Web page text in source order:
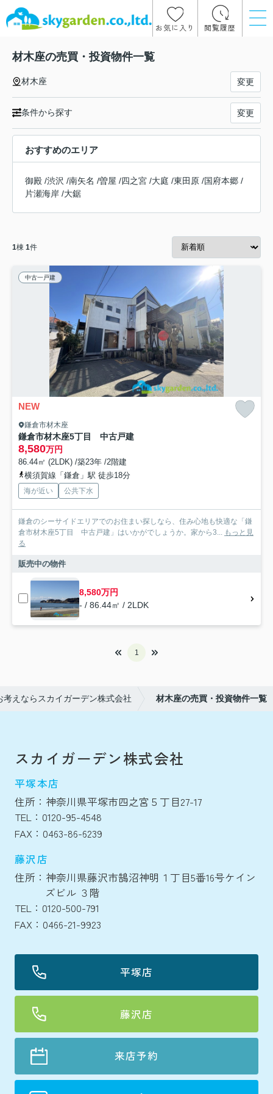
お気に入り 閲覧履歴
材木座の売買・投資物件一覧
材木座 変更
条件から探す 変更
おすすめのエリア
御殿 /渋沢 /南矢名 /曽屋 /四之宮 /大庭 /東田原 /国府本郷 /
片瀬海岸 /大鋸
1棟 1件
中古一戸建
NEW
鎌倉市材木座
鎌倉市材木座5丁目 中古戸建
8,580万円
86.44㎡ (2LDK) /築23年 /2階建
横須賀線「鎌倉」駅 徒歩18分
海が近い 公共下水
鎌倉のシーサイドエリアでのお住まい探しなら、住み心地も快適な「鎌
倉市材木座5丁目 中古戸建」はいかがでしょうか。家から3...
もっと見
る
販売中の物件
8,580万円
- / 86.44㎡ / 2LDK
1
えならスカイガーデン株式会社 材木座の売買・投資物件一覧
スカイガーデン株式会社
平塚本店
住所：神奈川県平塚市四之宮５丁目27-17
TEL：0120-95-4548
FAX：0463-86-6239
藤沢店
住所：神奈川県藤沢市鵠沼神明１丁目5番16号ケイン
ズビル ３階
TEL：0120-500-791
FAX：0466-21-9923
平塚店
藤沢店
来店予約